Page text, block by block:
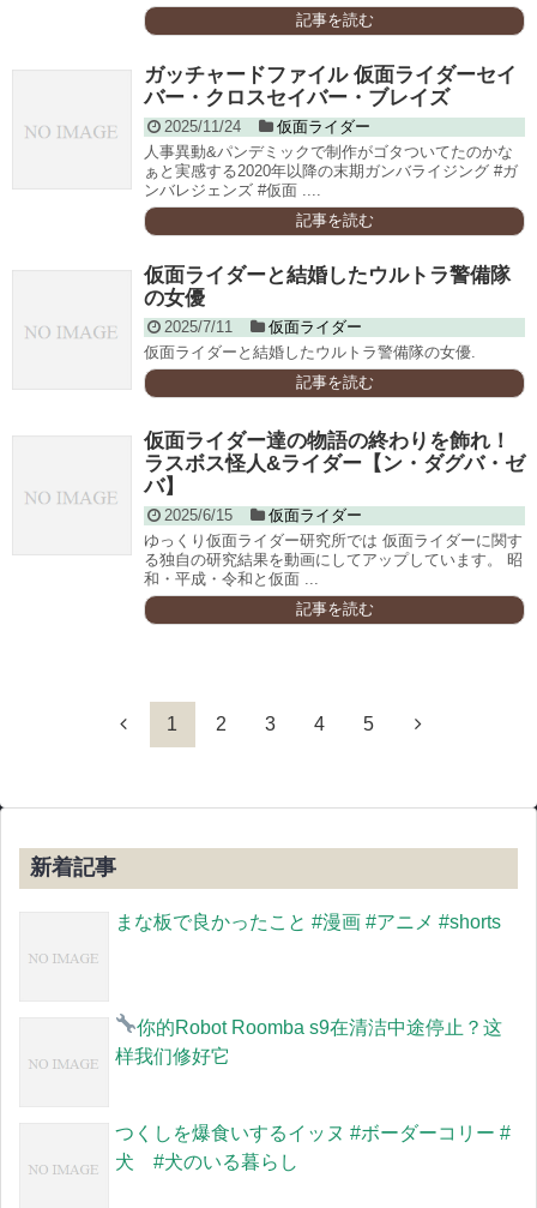
記事を読む
ガッチャードファイル 仮面ライダーセイ
バー・クロスセイバー・ブレイズ
2025/11/24
仮面ライダー
人事異動&パンデミックで制作がゴタついてたのかな
ぁと実感する2020年以降の末期ガンバライジング #ガ
ンバレジェンズ #仮面 ....
記事を読む
仮面ライダーと結婚したウルトラ警備隊
の女優
2025/7/11
仮面ライダー
仮面ライダーと結婚したウルトラ警備隊の女優.
記事を読む
仮面ライダー達の物語の終わりを飾れ！
ラスボス怪人&ライダー【ン・ダグバ・ゼ
バ】
2025/6/15
仮面ライダー
ゆっくり仮面ライダー研究所では 仮面ライダーに関す
る独自の研究結果を動画にしてアップしています。 昭
和・平成・令和と仮面 ...
記事を読む
1 2 3 4 5
新着記事
まな板で良かったこと #漫画 #アニメ #shorts
你的Robot Roomba s9在清洁中途停止？这
样我们修好它
つくしを爆食いするイッヌ #ボーダーコリー #
犬 #犬のいる暮らし